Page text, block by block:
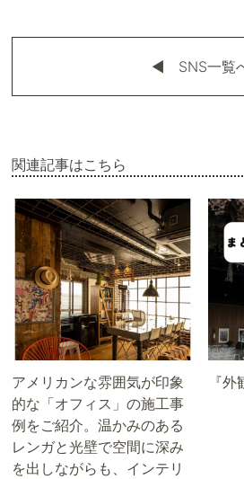
◀︎ SNS一覧
関連記事はこちら
アメリカンな雰囲気が印象
的な「オフィス」の施工事
例をご紹介。温かみのある
レンガと光壁で空間に深み
を出しながらも、インテリ
『外